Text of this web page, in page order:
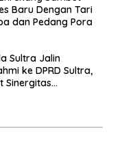
Baru Dengan Tari
dan Pedang Pora
Sultra Jalin
ke DPRD Sultra,
Sinergitas